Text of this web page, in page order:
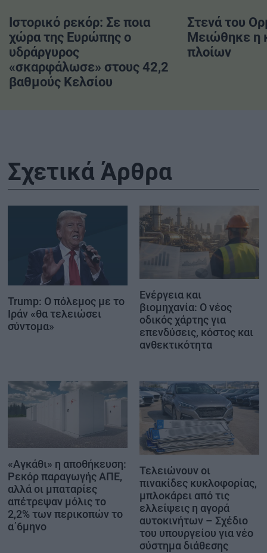
Ιστορικό ρεκόρ: Σε ποια
χώρα της Ευρώπης ο
υδράργυρος
«σκαρφάλωσε» στους 42,2
βαθμούς Κελσίου
Στενά του
Μειώθηκε η
πλοίων
Σχετικά Άρθρα
Trump: Ο πόλεμος με το
Ιράν «θα τελειώσει
σύντομα»
Ενέργεια και
βιομηχανία: Ο νέος
οδικός χάρτης για
επενδύσεις, κόστος και
ανθεκτικότητα
«Αγκάθι» η αποθήκευση:
Ρεκόρ παραγωγής ΑΠΕ,
αλλά οι μπαταρίες
απέτρεψαν μόλις το
2,2% των περικοπών το
α΄6μηνο
Τελειώνουν οι
πινακίδες κυκλοφορίας,
μπλοκάρει από τις
ελλείψεις η αγορά
αυτοκινήτων – Σχέδιο
του υπουργείου για νέο
σύστημα διάθεσης